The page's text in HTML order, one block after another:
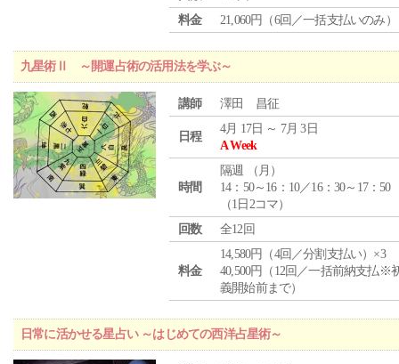
料金
21,060円（6回／一括支払いのみ）
九星術Ⅱ ～開運占術の活用法を学ぶ～
講師 澤田 昌征
日程
4月 17日 ～ 7月 3日
A Week
時間
隔週 （ 月 ）
14：50～16：10／16：30～17：50
（1日2コマ）
回数
全12回
料金
14,580円（4回／分割支払い）×3
40,500円（12回／一括前納支払※
義開始前まで）
日常に活かせる星占い ～はじめての西洋占星術～